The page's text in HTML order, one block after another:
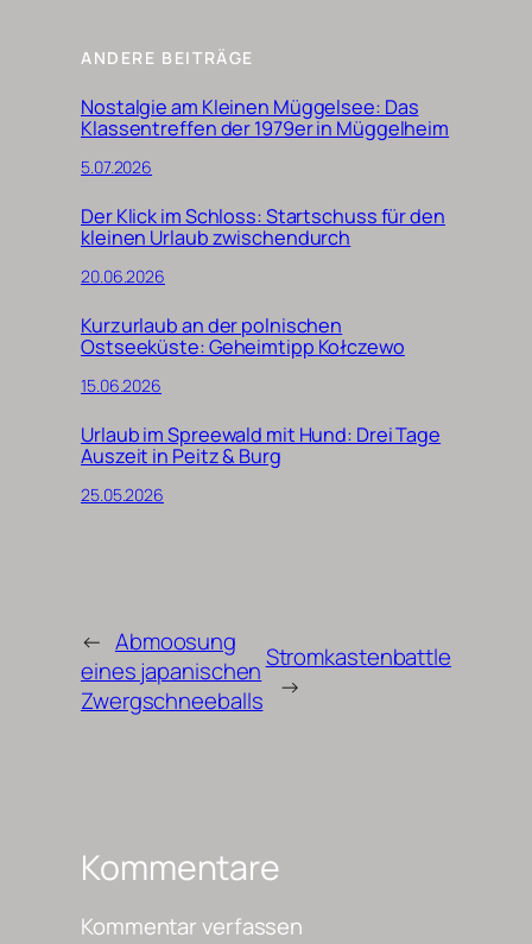
ANDERE BEITRÄGE
Nostalgie am Kleinen Müggelsee: Das
Klassentreffen der 1979er in Müggelheim
5.07.2026
Der Klick im Schloss: Startschuss für den
kleinen Urlaub zwischendurch
20.06.2026
Kurzurlaub an der polnischen
Ostseeküste: Geheimtipp Kołczewo
15.06.2026
Urlaub im Spreewald mit Hund: Drei Tage
Auszeit in Peitz & Burg
25.05.2026
← Abmoosung
eines japanischen
Zwergschneeballs
Stromkastenbattle
→
Kommentare
Kommentar verfassen